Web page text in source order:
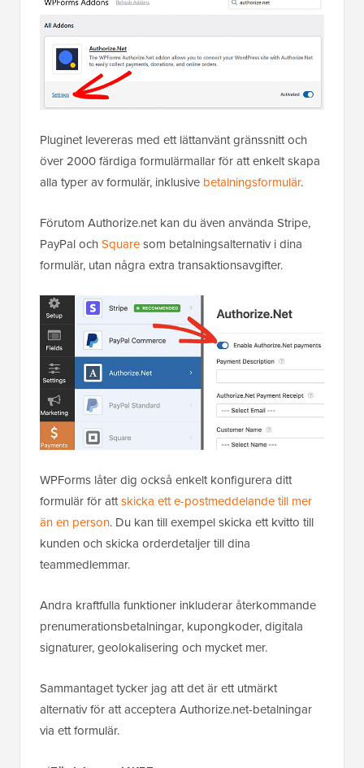
Pluginet levereras med ett lättanvänt gränssnitt och
över 2000 färdiga formulärmallar för att enkelt skapa
alla typer av formulär, inklusive betalningsformulär.
Förutom Authorize.net kan du även använda Stripe,
PayPal ochSquaresom betalningsalternativ i dina
formulär, utan några extra transaktionsavgifter.
WPForms låter dig också enkelt konfigurera ditt
formulär för attskicka ett e-postmeddelande till mer
än en person. Du kan till exempel skicka ett kvitto till
kunden och skicka orderdetaljer till dina
teammedlemmar.
Andra kraftfulla funktioner inkluderar återkommande
prenumerationsbetalningar, kupongkoder, digitala
signaturer, geolokalisering och mycket mer.
Sammantaget tycker jag att det är ett utmärkt
alternativ för att acceptera Authorize.net-betalningar
via ett formulär.